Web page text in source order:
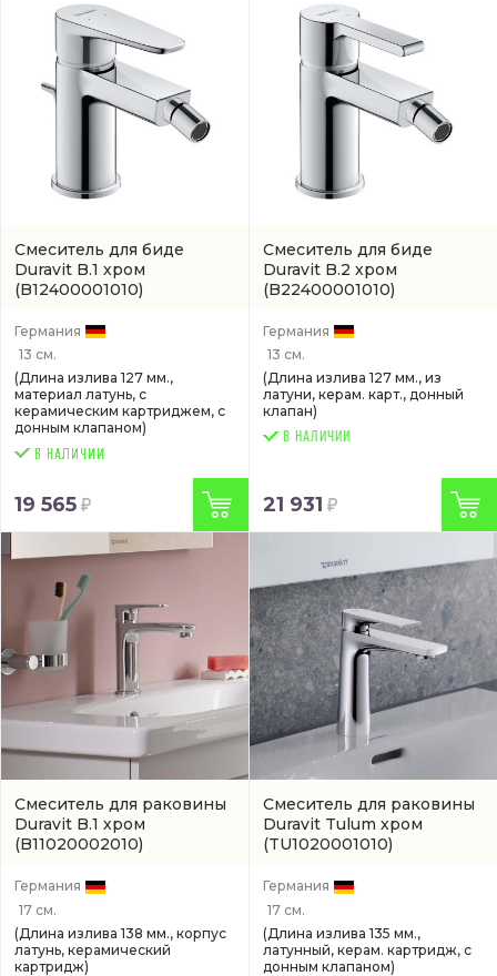
Смеситель для биде
Duravit B.1 хром
(B12400001010)
Германия
13 см.
(Длина излива 127 мм.,
материал латунь, с
керамическим картриджем, с
донным клапаном)
19 565
Смеситель для биде
Duravit B.2 хром
(B22400001010)
Германия
13 см.
(Длина излива 127 мм., из
латуни, керам. карт., донный
клапан)
В НАЛИЧИИ
21 931
Смеситель для раковины
Duravit B.1 хром
(B11020002010)
Германия
17 см.
(Длина излива 138 мм., корпус
латунь, керамический
картридж)
Смеситель для раковины
Duravit Tulum хром
(TU1020001010)
Германия
17 см.
(Длина излива 135 мм.,
латунный, керам. картридж, с
донным клапаном)